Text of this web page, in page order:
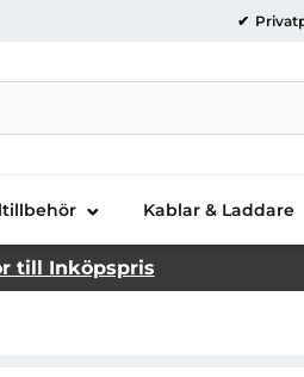
Kablar & Laddare
till Inköpspris